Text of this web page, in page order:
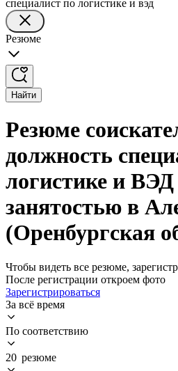
специалист по логистике и вэд
Резюме
Найти
Резюме
должность
логистике и
занятостью в
(Оренбургская
Чтобы видеть все резюме,
После регистрации откроем фото
Зарегистрироваться
За всё время
По соответствию
20 резюме